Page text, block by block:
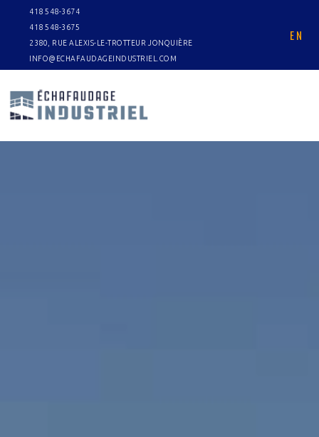
418 548-3674
418 548-3675
2380, RUE ALEXIS-LE-TROTTEUR JONQUIÈRE
INFO@ECHAFAUDAGEINDUSTRIEL.COM
EN